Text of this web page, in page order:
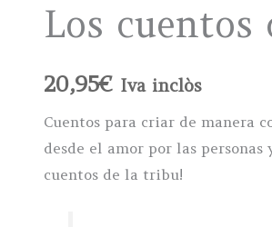
Los
20,95€ Iva inclòs
Cuentos para criar de manera
desde el amor por las
cuentos de la tribu!